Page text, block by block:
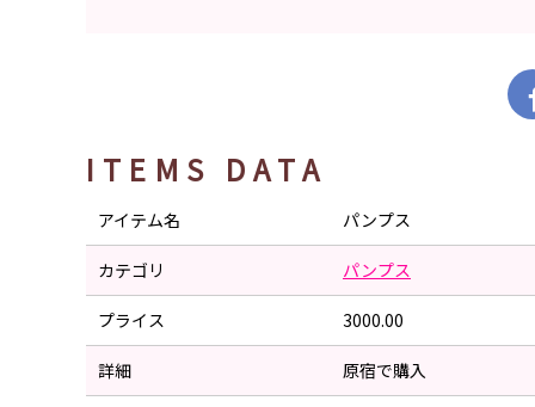
ITEMS DATA
アイテム名 パンプス
カテゴリ パンプス
プライス 3000.00
詳細 原宿で購入